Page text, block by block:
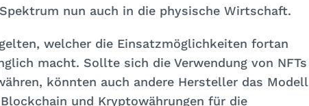
nun auch in die physische Wirtschaft.
welcher die Einsatzmöglichkeiten fortan
macht. Sollte sich die Verwendung von NFTs
könnten auch andere Hersteller das Modell
und Kryptowährungen für die